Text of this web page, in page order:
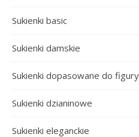
Sukienki basic
Sukienki damskie
Sukienki dopasowane do figury
Sukienki dzianinowe
Sukienki eleganckie